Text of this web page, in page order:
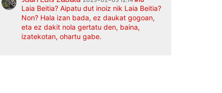
Laia Beitia? Aipatu dut inoiz nik Laia Beitia?
Non? Hala izan bada, ez daukat gogoan,
eta ez dakit nola gertatu den, baina,
izatekotan, ohartu gabe.